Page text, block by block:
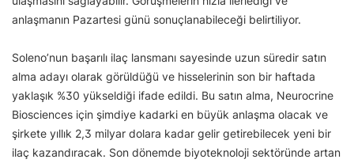
anlaşmanın Pazartesi günü sonuçlanabileceği belirtiliyor.
Soleno’nun başarılı ilaç lansmanı sayesinde uzun süredir satın
alma adayı olarak görüldüğü ve hisselerinin son bir haftada
yaklaşık %30 yükseldiği ifade edildi. Bu satın alma, Neurocrine
Biosciences için şimdiye kadarki en büyük anlaşma olacak ve
şirkete yıllık 2,3 milyar dolara kadar gelir getirebilecek yeni bir
ilaç kazandıracak. Son dönemde biyoteknoloji sektöründe artan